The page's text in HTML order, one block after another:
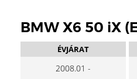
BMW X6 50 iX
ÉVJÁRAT
2008.01 -